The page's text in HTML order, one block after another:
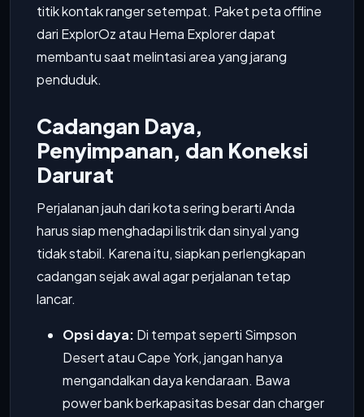
titik kontak ranger setempat. Paket peta offline
dari ExplorOz atau Hema Explorer dapat
membantu saat melintasi area yang jarang
penduduk.
Cadangan Daya,
Penyimpanan, dan Koneksi
Darurat
Perjalanan jauh dari kota sering berarti Anda
harus siap menghadapi listrik dan sinyal yang
tidak stabil. Karena itu, siapkan perlengkapan
cadangan sejak awal agar perjalanan tetap
lancar.
Opsi daya: Di tempat seperti Simpson
Desert atau Cape York, jangan hanya
mengandalkan daya kendaraan. Bawa
power bank berkapasitas besar dan charger